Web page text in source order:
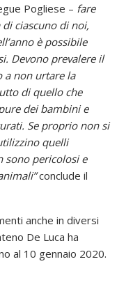
Pogliese – fare
ciascuno di noi,
è possibile
Devono prevalere il
a non urtare la
di quello che
dei bambini e
Se proprio non si
quelli
sono pericolosi e
conclude il
anche in diversi
De Luca ha
al 10 gennaio 2020.